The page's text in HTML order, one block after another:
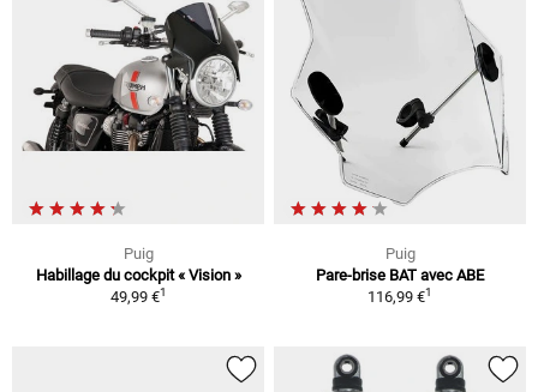
Puig
Habillage du cockpit « Vision »
49,99 €1
Puig
Pare-brise BAT avec ABE
116,99 €1